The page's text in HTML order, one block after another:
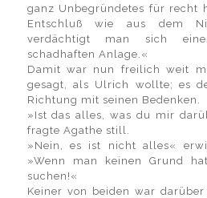
ganz Unbegründetes für recht
Entschluß wie aus dem
verdächtigt man sich
schadhaften Anlage.«
Damit war nun freilich weit
gesagt, als Ulrich wollte; es
Richtung mit seinen Bedenken.
»Ist das alles, was du mir
fragte Agathe still.
»Nein, es ist nicht alles«
»Wenn man keinen Grund
suchen!«
Keiner von beiden war